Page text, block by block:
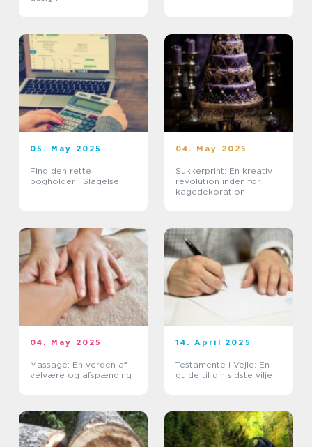
05. May 2025
Find den rette
bogholder i Slagelse
04. May 2025
Sukkerprint: En kreativ
revolution inden for
kagedekoration
04. May 2025
Massage: En verden af
velvære og afspænding
14. April 2025
Testamente i Vejle: En
guide til din sidste vilje